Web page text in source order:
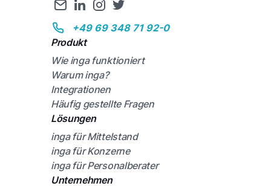
+49 69 348 71 92-0
Produkt
Wie inga funktioniert
Warum inga?
Integrationen
Häufig gestellte Fragen
Lösungen
inga für Mittelstand
inga für Konzerne
inga für Personalberater
Unternehmen